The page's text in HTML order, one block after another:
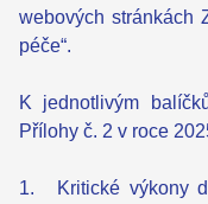
webových stránkách
péče“.
K jednotlivým
Přílohy č. 2 v roce
Kritické výkony